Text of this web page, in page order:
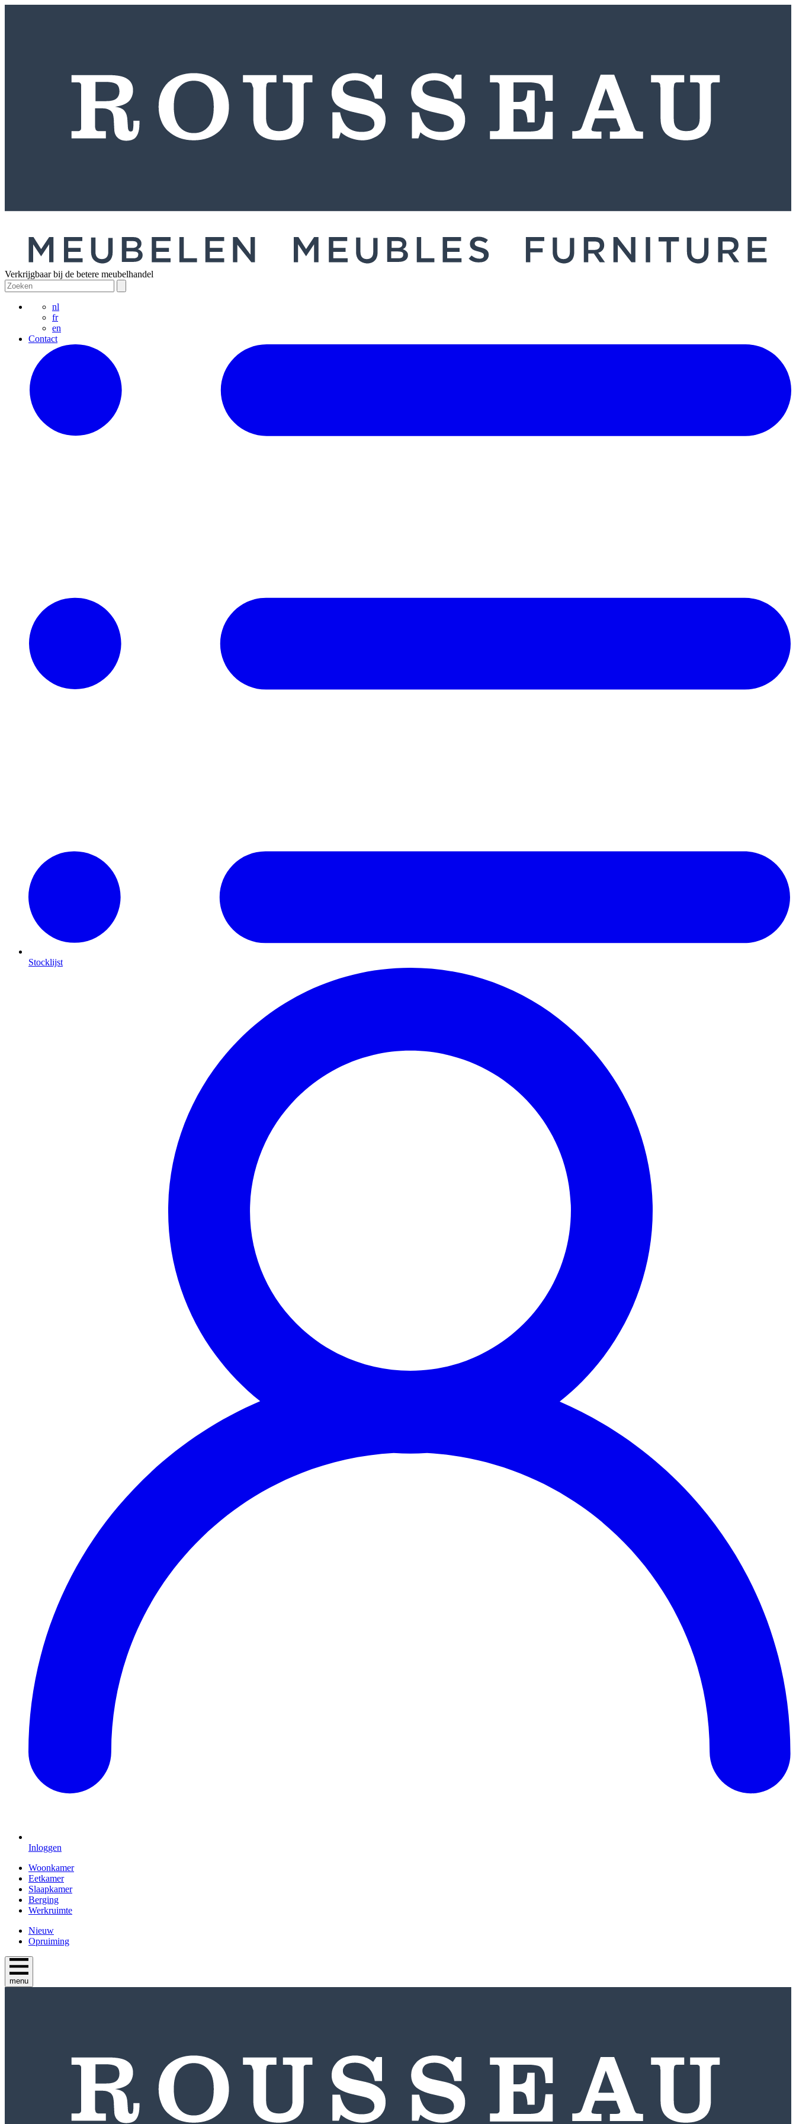
Verkrijgbaar bij de betere meubelhandel
nl
fr
en
Contact
Stocklijst
Inloggen
Woonkamer
Eetkamer
Slaapkamer
Berging
Werkruimte
Nieuw
Opruiming
menu